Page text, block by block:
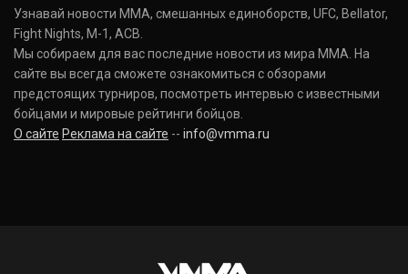
Donald Cerrone
(36-15-0, 1)
Исраэль Адесанья
Israel Adesanya
(19-0-0, 0)
Узнавай новости ММА, смешанных единоборств, UFC, Bellator,
Fight Nights, M-1, ACB.
Мы собираем для вас последние новости из мира ММА. На
сайте вы всегда сможете ознакомиться с обзорами
предстоящих турниров, посмотреть интервью с известными
бойцами и мировые рейтинги бойцов.
О сайте Реклама на сайте -- info@vmma.ru